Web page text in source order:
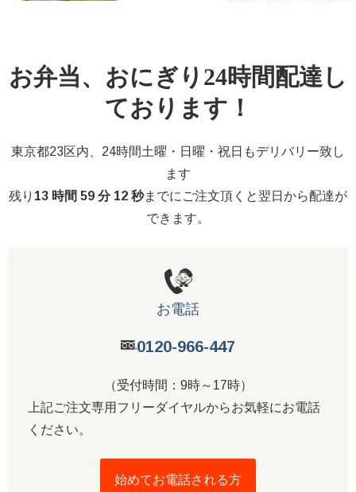
お弁当、おにぎり24時間配達し
ております！
東京都23区内、24時間土曜・日曜・祝日もデリバリー致し
ます
残り 13 時間 59 分 12 秒までにご注文頂くと翌日から配達が
できます。
お電話
0120-966-447
（受付時間：9時～17時）
上記ご注文専用フリーダイヤルからお気軽にお電話
ください。
始めてお電話される方